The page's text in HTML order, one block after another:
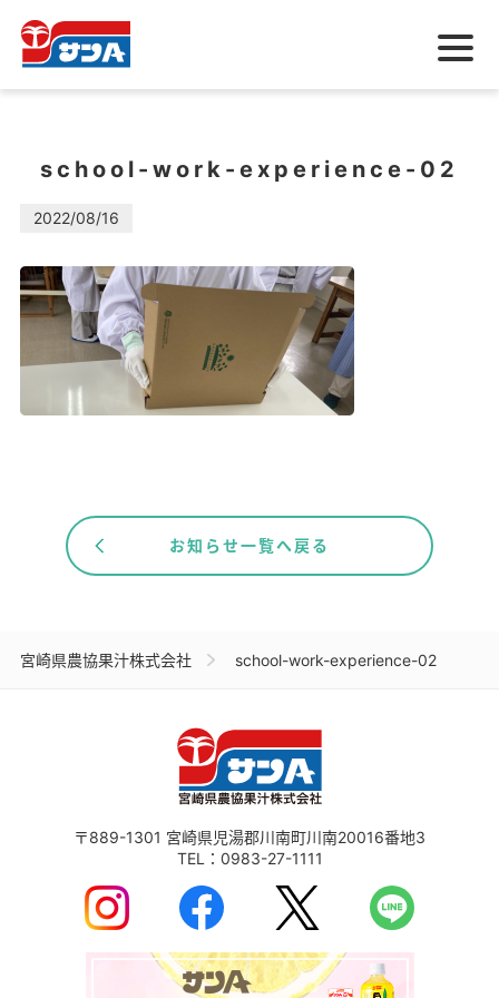
メ
ュ
school-work-experience-02
2022/08/16
お知らせ一覧へ戻る
宮崎県農協果汁株式会社 school-work-experience-02
〒889-1301 宮崎県児湯郡川南町川南20016番地3
TEL： 0983-27-1111